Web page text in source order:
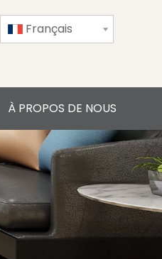
Français
À PROPOS DE NOUS